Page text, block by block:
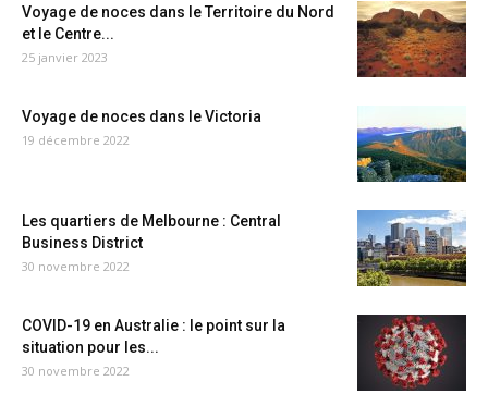
Voyage de noces dans le Territoire du Nord
et le Centre...
25 janvier 2023
Voyage de noces dans le Victoria
19 décembre 2022
Les quartiers de Melbourne : Central
Business District
30 novembre 2022
COVID-19 en Australie : le point sur la
situation pour les...
30 novembre 2022